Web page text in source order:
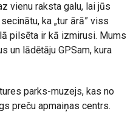
vienu raksta galu, lai jūs
ka „tur ārā” viss
pilsēta ir kā izmirusi. Mums
un lādētāju GPSam, kura
parks-muzejs, kas no
preču apmaiņas centrs.